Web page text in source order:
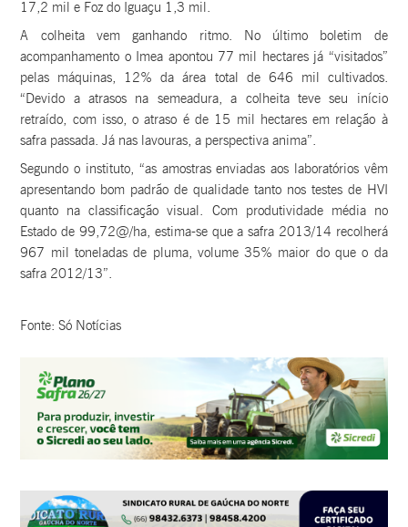
17,2 mil e Foz do Iguaçu 1,3 mil.
A colheita vem ganhando ritmo. No último boletim de
acompanhamento o Imea apontou 77 mil hectares já “visitados”
pelas máquinas, 12% da área total de 646 mil cultivados.
“Devido a atrasos na semeadura, a colheita teve seu início
retraído, com isso, o atraso é de 15 mil hectares em relação à
safra passada. Já nas lavouras, a perspectiva anima”.
Segundo o instituto, “as amostras enviadas aos laboratórios vêm
apresentando bom padrão de qualidade tanto nos testes de HVI
quanto na classificação visual. Com produtividade média no
Estado de 99,72@/ha, estima-se que a safra 2013/14 recolherá
967 mil toneladas de pluma, volume 35% maior do que o da
safra 2012/13”.
Fonte: Só Notícias